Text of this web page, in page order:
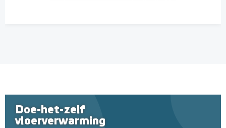
Doe-het-zelf
vloerverwarming